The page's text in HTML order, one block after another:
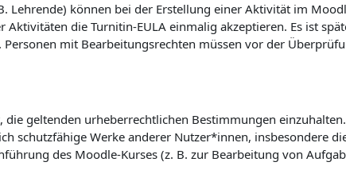
Lehrende) können bei der Erstellung einer Aktivität im
Aktivitäten die Turnitin-EULA einmalig akzeptieren. Es ist
mit Bearbeitungsrechten müssen vor der
geltenden urheberrechtlichen Bestimmungen
schutzfähige Werke anderer Nutzer*innen, insbesondere
des Moodle-Kurses (z. B. zur Bearbeitung von